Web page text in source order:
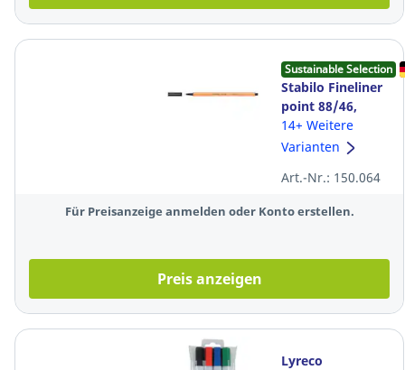
Sustainable Selection
Stabilo Fineliner
point 88/46,
Strichstärke:
0,4mm, schwarz
14+ Weitere
Varianten
Art.-Nr.: 150.064
Für Preisanzeige anmelden oder Konto erstellen.
Preis anzeigen
Lyreco